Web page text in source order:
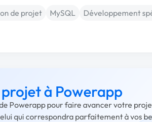
de projet MySQL Développement
à Powerapp
Powerapp pour faire avancer votre
qui correspondra parfaitement à vos